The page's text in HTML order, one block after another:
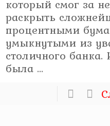
который смог за
раскрыть
процентными
умыкнутыми из
столичного
была ...